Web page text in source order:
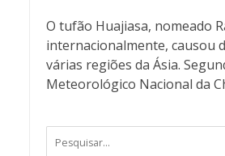
O tufão Huajiasa, nomeado
internacionalmente, causou
várias regiões da Ásia.
Meteorológico Nacional da